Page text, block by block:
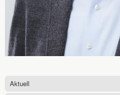
Aktuell